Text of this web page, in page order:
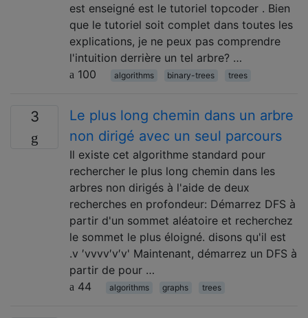
est enseigné est le tutoriel topcoder . Bien
que le tutoriel soit complet dans toutes les
explications, je ne peux pas comprendre
l'intuition derrière un tel arbre? …
100
algorithms binary-trees trees
3
Le plus long chemin dans un arbre
non dirigé avec un seul parcours
Il existe cet algorithme standard pour
rechercher le plus long chemin dans les
arbres non dirigés à l'aide de deux
recherches en profondeur: Démarrez DFS à
partir d'un sommet aléatoire et recherchez
le sommet le plus éloigné. disons qu'il est
.v ′vvvv′v′v' Maintenant, démarrez un DFS à
partir de pour …
44
algorithms graphs trees